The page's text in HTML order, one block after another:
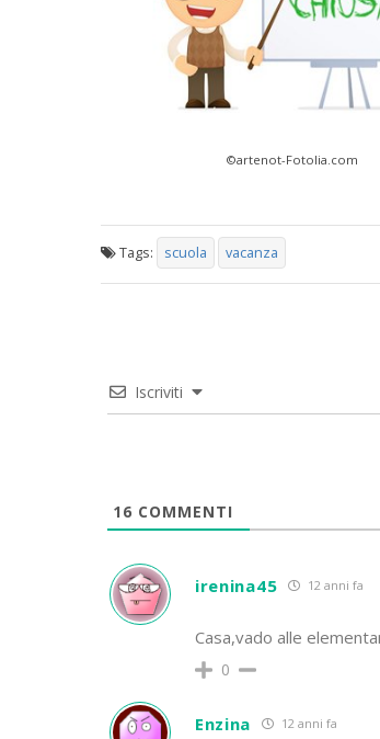
©artenot-Fotolia.com
Tags: scuola vacanza
Iscriviti
16 COMMENTI
irenina45 12 anni fa
Casa,vado alle
0
Enzina 12 anni fa